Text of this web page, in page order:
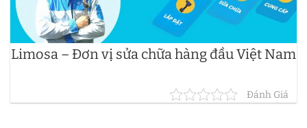
Limosa – Đơn vị sửa chữa hàng đầu Việt Nam
Đánh Giá